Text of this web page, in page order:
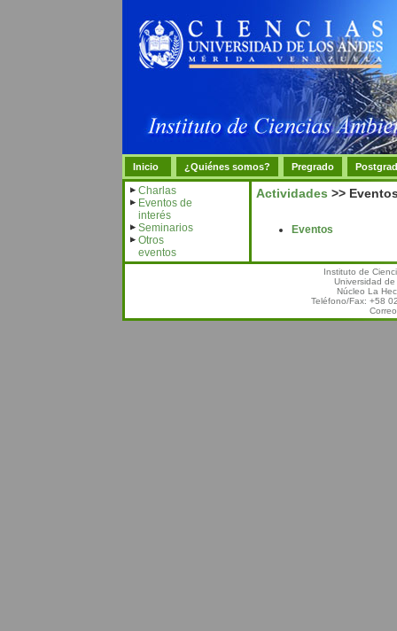
Inicio ¿Quiénes somos? Pregrado
Charlas
Eventos de
interés
Seminarios
Otros
eventos
Actividades >>
Eventos
Instituto de
Universidad
Núcleo La
Teléfono/Fax: +58